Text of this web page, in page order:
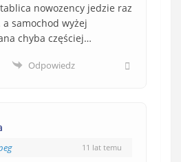
nowozency jedzie raz
samochod wyżej
chyba częściej…
Odpowiedz
11 lat temu